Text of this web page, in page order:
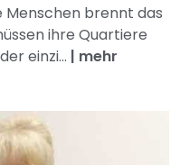
Menschen brennt das
ihre Quartiere
einzi... | mehr